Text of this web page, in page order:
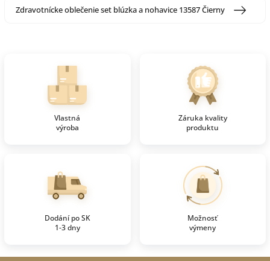
Zdravotnícke oblečenie set blúzka a nohavice 13587 Čierny
Vlastná
výroba
Záruka kvality
produktu
Dodání po SK
1-3 dny
Možnosť
výmeny